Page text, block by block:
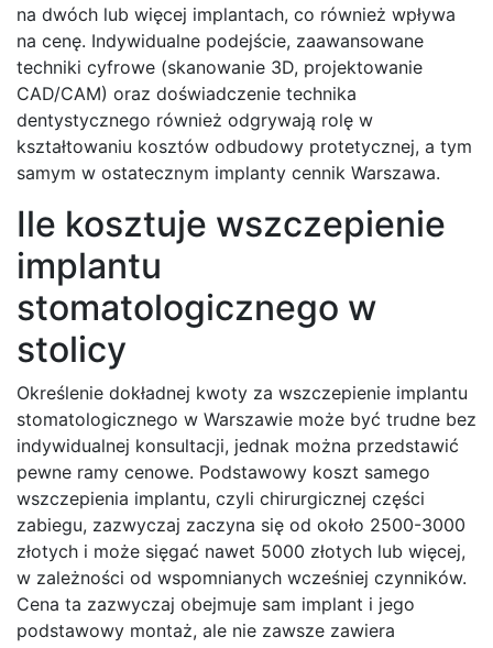
na dwóch lub więcej implantach, co również wpływa
na cenę. Indywidualne podejście, zaawansowane
techniki cyfrowe (skanowanie 3D, projektowanie
CAD/CAM) oraz doświadczenie technika
dentystycznego również odgrywają rolę w
kształtowaniu kosztów odbudowy protetycznej, a tym
samym w ostatecznym implanty cennik Warszawa.
Ile kosztuje wszczepienie
implantu
stomatologicznego w
stolicy
Określenie dokładnej kwoty za wszczepienie implantu
stomatologicznego w Warszawie może być trudne bez
indywidualnej konsultacji, jednak można przedstawić
pewne ramy cenowe. Podstawowy koszt samego
wszczepienia implantu, czyli chirurgicznej części
zabiegu, zazwyczaj zaczyna się od około 2500-3000
złotych i może sięgać nawet 5000 złotych lub więcej,
w zależności od wspomnianych wcześniej czynników.
Cena ta zazwyczaj obejmuje sam implant i jego
podstawowy montaż, ale nie zawsze zawiera